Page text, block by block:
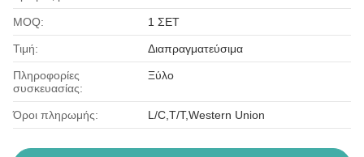
MOQ: 1 ΣΕΤ
Τιμή: Διαπραγματεύσιμα
Πληροφορίες
συσκευασίας:
Ξύλο
Όροι πληρωμής: L/C,T/T,Western Union